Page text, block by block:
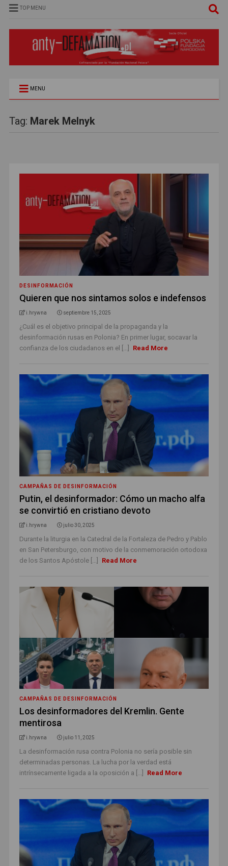
TOP MENU
MENU
Tag: Marek Melnyk
DESINFORMACIÓN
Quieren que nos sintamos solos e indefensos
i.hrywna septiembre 15, 2025
¿Cuál es el objetivo principal de la propaganda y la
desinformación rusas en Polonia? En primer lugar, socavar la
confianza de los ciudadanos en el [...]
Read More
CAMPAÑAS DE DESINFORMACIÓN
Putin, el desinformador: Cómo un macho alfa
se convirtió en cristiano devoto
i.hrywna julio 30, 2025
Durante la liturgia en la Catedral de la Fortaleza de Pedro y Pablo
en San Petersburgo, con motivo de la conmemoración ortodoxa
de los Santos Apóstole [...]
Read More
CAMPAÑAS DE DESINFORMACIÓN
Los desinformadores del Kremlin. Gente
mentirosa
i.hrywna julio 11, 2025
La desinformación rusa contra Polonia no sería posible sin
determinadas personas. La lucha por la verdad está
intrínsecamente ligada a la oposición a [...]
Read More